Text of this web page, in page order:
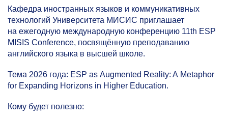
Кафедра иностранных языков и коммуникативных
технологий Университета МИСИС приглашает
на ежегодную международную конференцию 11th ESP
MISIS Conference, посвящённую преподаванию
английского языка в высшей школе.
Тема 2026 года: ESP as Augmented Reality: A Metaphor
for Expanding Horizons in Higher Education.
Кому будет полезно: